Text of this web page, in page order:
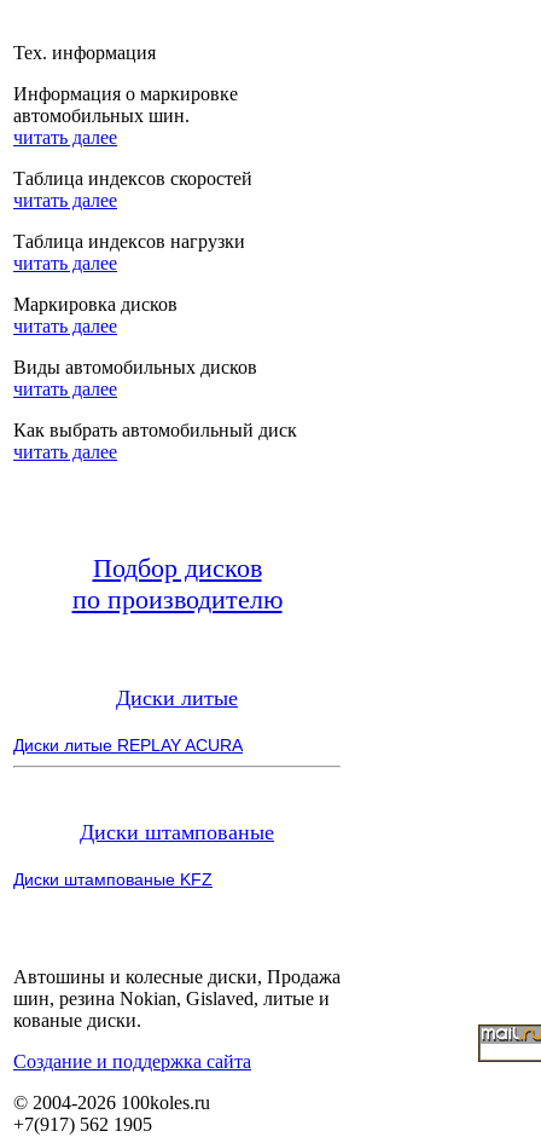
Тех. информация
Информация о маркировке
автомобильных шин.
читать далее
Таблица индексов скоростей
читать далее
Таблица индексов нагрузки
читать далее
Маркировка дисков
читать далее
Виды автомобильных дисков
читать далее
Как выбрать автомобильный диск
читать далее
Подбор дисков
по производителю
Диски литые
Диски литые REPLAY ACURA
Диски штампованые
Диски штампованые KFZ
Автошины и колесные диски, Продажа
шин, резина Nokian, Gislaved, литые и
кованые диски.
Cоздание и поддержка сайта
© 2004-2026 100koles.ru
+7(917) 562 1905